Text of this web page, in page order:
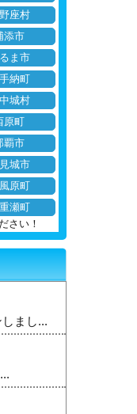
座村
添市
ま市
納町
城村
原町
覇市
城市
原町
瀬町
さい！
まし...